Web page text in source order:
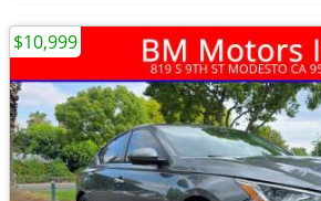
$10,999